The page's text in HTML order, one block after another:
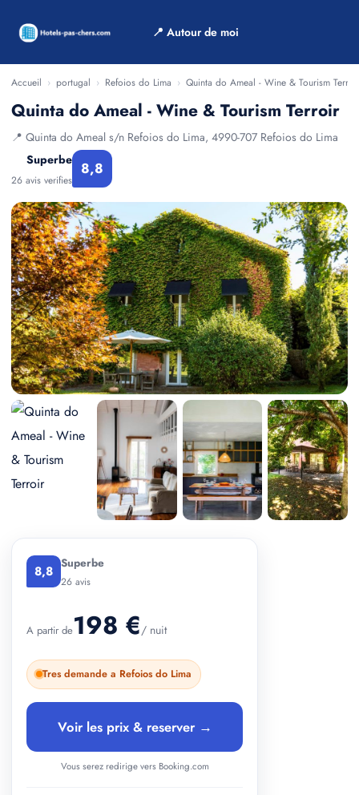
📍 Autour de moi
Accueil › portugal › Refoios do Lima › Quinta do Ameal - Wine & Tourism Terroir
Quinta do Ameal - Wine & Tourism Terroir
📍 Quinta do Ameal s/n Refoios do Lima, 4990-707 Refoios do Lima
Superbe
26 avis verifies
8,8
8,8 Superbe
26 avis
A partir de198 €/ nuit
Tres demande a Refoios do Lima
Voir les prix & reserver →
Vous serez redirige vers Booking.com